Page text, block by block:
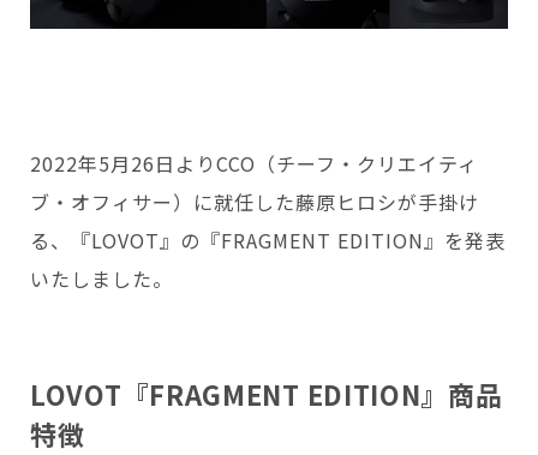
Copyright © GROOVE X, Inc.
2022年5月26日よりCCO（チーフ・クリエイティ
ブ・オフィサー）に就任した藤原ヒロシが手掛け
る、『LOVOT』の『FRAGMENT EDITION』を発表
いたしました。
LOVOT『FRAGMENT EDITION』商品
特徴